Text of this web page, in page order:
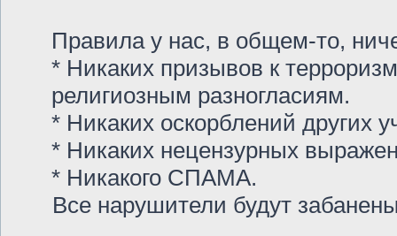
Правила у нас, в общем-то,
* Никаких призывов к
религиозным разногласиям.
* Никаких оскорблений других
* Никаких нецензурных
* Никакого СПАМА.
Все нарушители будут